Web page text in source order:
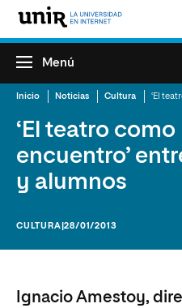
Menú
Inicio Noticias Cultura
‘El teatro
encuentro’
y alumnos
CULTURA |28/01/2013
Ignacio Amestoy,